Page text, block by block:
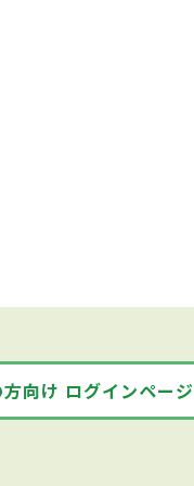
向け ログインページ